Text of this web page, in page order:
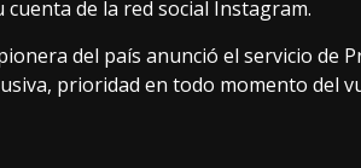
de la red social Instagram.
del país anunció el servicio de
prioridad en todo momento del